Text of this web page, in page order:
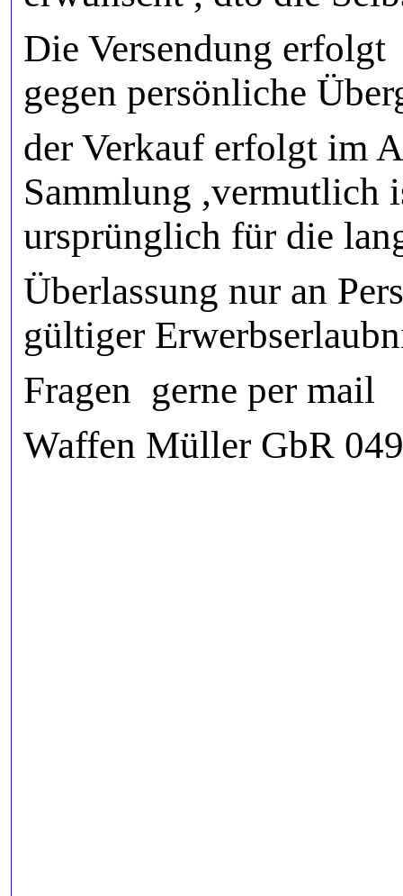
Die Versendung
gegen persönliche
der Verkauf erfolgt im
Sammlung ,vermutlich
ursprünglich für die
Überlassung nur an
gültiger
Fragen gerne per mail
Waffen Müller GbR